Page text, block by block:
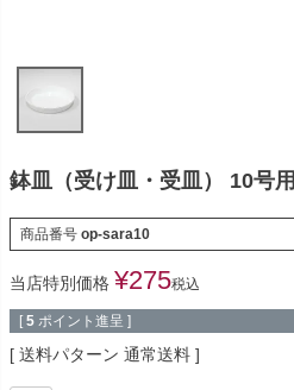
鉢皿（受け皿・受皿） 10号用
商品番号 op-sara10
当店特別価格 ¥275税込
[ 5 ポイント進呈 ]
送料パターン 通常送料